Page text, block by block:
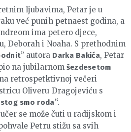
ljubavima, Petar je u
već punih petnaest godina, a
ima petero djece,
Deborah i Noaha. S prethodnim
” autora Darka Bakića, Petar
na jubilarnom šezdesetom
retrospetktivnoj večeri
Oliveru Dragojeviću s
smo roda“.
se može čuti u radijskom i
Petru stižu sa svih